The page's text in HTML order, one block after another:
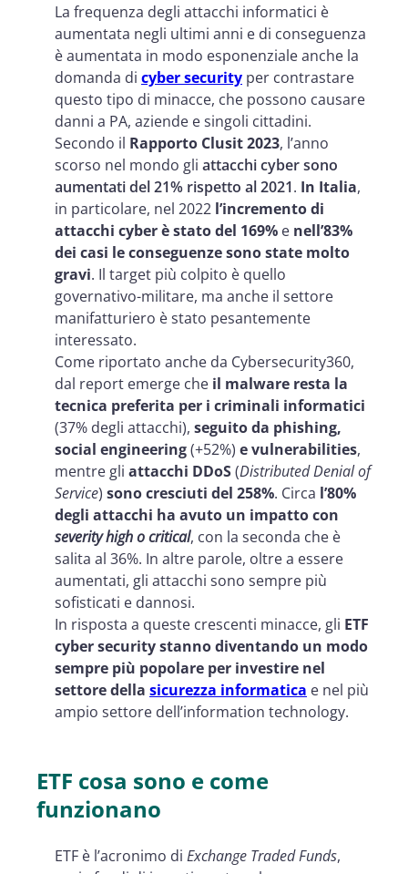
La frequenza degli attacchi informatici è
aumentata negli ultimi anni e di conseguenza
è aumentata in modo esponenziale anche la
domanda di cyber security per contrastare
questo tipo di minacce, che possono causare
danni a PA, aziende e singoli cittadini.
Secondo il Rapporto Clusit 2023, l’anno
scorso nel mondo gli attacchi cyber sono
aumentati del 21% rispetto al 2021. In Italia,
in particolare, nel 2022 l’incremento di
attacchi cyber è stato del 169% e nell’83%
dei casi le conseguenze sono state molto
gravi. Il target più colpito è quello
governativo-militare, ma anche il settore
manifatturiero è stato pesantemente
interessato.
Come riportato anche da Cybersecurity360,
dal report emerge che il malware resta la
tecnica preferita per i criminali informatici
(37% degli attacchi), seguito da phishing,
social engineering(+52%) e vulnerabilities,
mentre gli attacchi DDoS(Distributed Denial of
Service) sono cresciuti del 258%. Circa l’80%
degli attacchi ha avuto un impatto con
severity high o critical, con la seconda che è
salita al 36%. In altre parole, oltre a essere
aumentati, gli attacchi sono sempre più
sofisticati e dannosi.
In risposta a queste crescenti minacce, gli ETF
cyber security stanno diventando un modo
sempre più popolare per investire nel
settore della sicurezza informatica e nel più
ampio settore dell’information technology.
ETF cosa sono e come
funzionano
ETF è l’acronimo di Exchange Traded Funds,